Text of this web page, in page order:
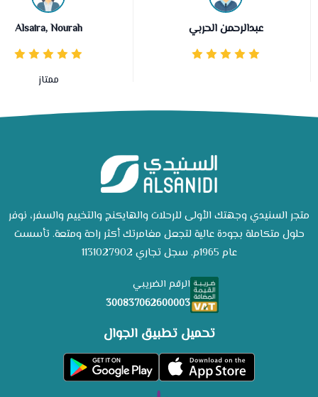
عبدالرحمن الحربي Alsaira, Nourah
ممتاز
متجر السنيدي وجهتك الأولى للرحلات والهايكنج والتخييم والسفر، نوفر
حلول متكاملة بجودة عالية لتجعل مغامرتك أكثر راحة ومتعة. تأسست
عام 1965م. سجل تجاري 1131027902
الرقم الضريبي
300837062600003
تحميل تطبيق الجوال